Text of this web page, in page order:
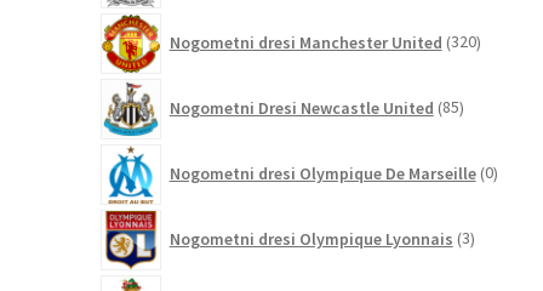
Nogometni dresi Manchester United 320izdelkov
Nogometni Dresi Newcastle United 85izdelkov
Nogometni dresi Olympique De Marseille 0
Nogometni dresi Olympique Lyonnais 3izdelki